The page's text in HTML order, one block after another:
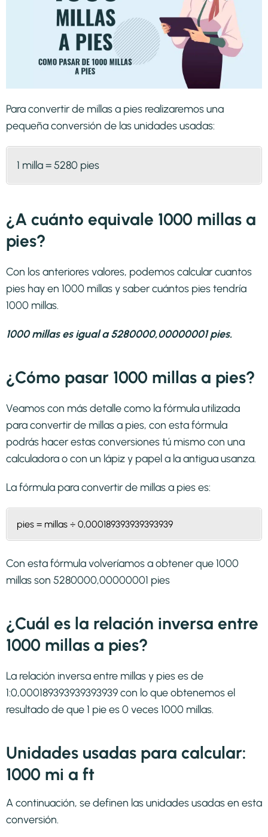
Para convertir de millas a pies realizaremos una
pequeña conversión de las unidades usadas:
1 milla = 5280 pies
¿A cuánto equivale 1000 millas a
pies?
Con los anteriores valores, podemos calcular cuantos
pies hay en 1000 millas y saber cuántos pies tendría
1000 millas.
1000 millas es igual a 5280000,00000001 pies.
¿Cómo pasar 1000 millas a pies?
Veamos con más detalle como la fórmula utilizada
para convertir de millas a pies, con esta fórmula
podrás hacer estas conversiones tú mismo con una
calculadora o con un lápiz y papel a la antigua usanza.
La fórmula para convertir de millas a pieses:
pies = millas ÷ 0,000189393939393939
Con esta fórmula volveríamos a obtener que 1000
millas son 5280000,00000001 pies
¿Cuál es la relación inversa entre
1000 millas a pies?
La relación inversa entre millas y pies es de
1:0,000189393939393939 con lo que obtenemos el
resultado de que 1 pie es 0 veces 1000 millas.
Unidades usadas para calcular:
1000 mi a ft
A continuación, se definen las unidades usadas en esta
conversión.